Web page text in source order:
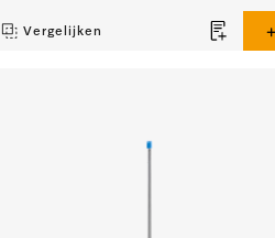
Vergelijken